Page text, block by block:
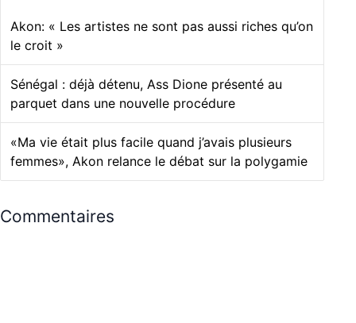
Akon: « Les artistes ne sont pas aussi riches qu’on
le croit »
Sénégal : déjà détenu, Ass Dione présenté au
parquet dans une nouvelle procédure
«Ma vie était plus facile quand j’avais plusieurs
femmes», Akon relance le débat sur la polygamie
Commentaires